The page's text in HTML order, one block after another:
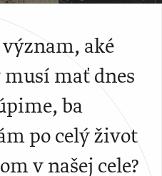
aké
mať dnes
ba
po celý život
v našej cele?